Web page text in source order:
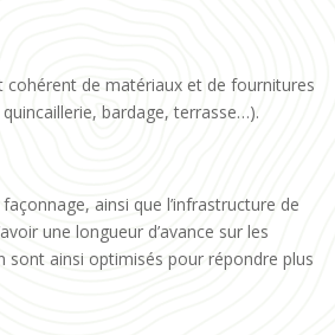
de matériaux et de fournitures
bardage, terrasse…).
ainsi que l’infrastructure de
une longueur d’avance sur les
sont ainsi optimisés pour répondre plus